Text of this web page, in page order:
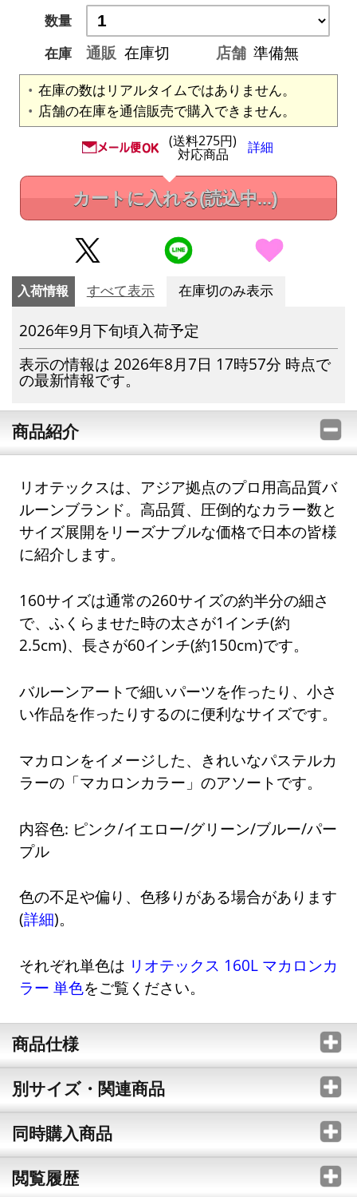
数量
在庫
通販 在庫切 店舗 準備無
在庫の数はリアルタイムではありません。
店舗の在庫を通信販売で購入できません。
(送料275円)
対応商品 詳細
カートに入れる(読込中...)
入荷情報 すべて表示 在庫切のみ表示
2026年9月下旬頃入荷予定
表示の情報は 2026年8月7日 17時57分 時点で
の最新情報です。
商品紹介
リオテックスは、アジア拠点のプロ用高品質バ
ルーンブランド。高品質、圧倒的なカラー数と
サイズ展開をリーズナブルな価格で日本の皆様
に紹介します。
160サイズは通常の260サイズの約半分の細さ
で、ふくらませた時の太さが1インチ(約
2.5cm)、長さが60インチ(約150cm)です。
バルーンアートで細いパーツを作ったり、小さ
い作品を作ったりするのに便利なサイズです。
マカロンをイメージした、きれいなパステルカ
ラーの「マカロンカラー」のアソートです。
内容色: ピンク/イエロー/グリーン/ブルー/パー
プル
色の不足や偏り、色移りがある場合があります
(詳細)。
それぞれ単色は リオテックス 160L マカロンカ
ラー 単色をご覧ください。
商品仕様
別サイズ・関連商品
同時購入商品
閲覧履歴